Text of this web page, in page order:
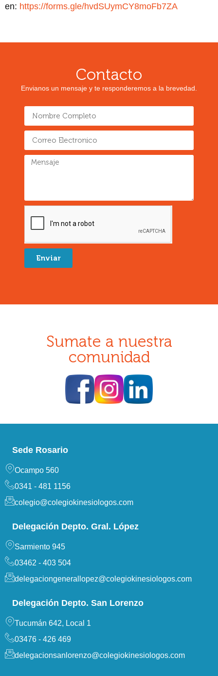
en: https://forms.gle/hvdSUymCY8moFb7ZA
Contacto
Envianos un mensaje y te responderemos a la brevedad.
Enviar
Sumate a nuestra
comunidad
Sede Rosario
Ocampo 560
0341 - 481 1156
colegio@colegiokinesiologos.com
Delegación Depto. Gral. López
Sarmiento 945
03462 - 403 504
delegaciongenerallopez@colegiokinesiologos.com
Delegación Depto. San Lorenzo
Tucumán 642, Local 1
03476 - 426 469
delegacionsanlorenzo@colegiokinesiologos.com